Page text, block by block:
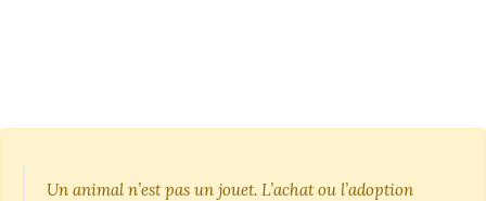
Un animal n’est pas un jouet. L’achat ou l’adoption